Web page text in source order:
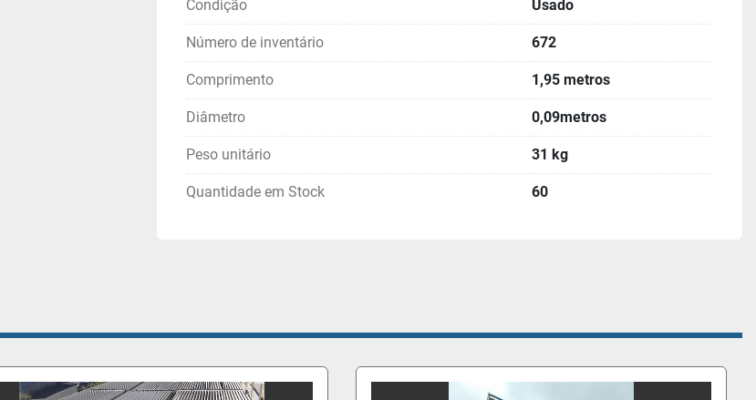
Condição Usado
Número de inventário 672
Comprimento 1,95 metros
Diâmetro 0,09metros
Peso unitário 31 kg
Quantidade em Stock 60